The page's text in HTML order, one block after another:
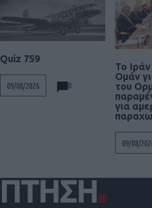
Quiz 759
09/08/2026 0
To
Ομάν
του
για
09/08/